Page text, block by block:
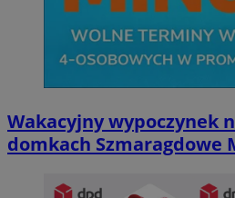
Wakacyjny wypoczynek
domkach Szmaragdowe